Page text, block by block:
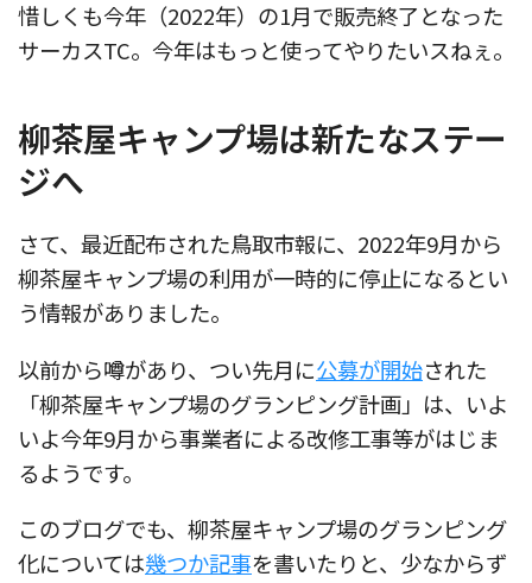
惜しくも今年（2022年）の1月で販売終了となった
サーカスTC。今年はもっと使ってやりたいスねぇ。
柳茶屋キャンプ場は新たなステー
ジへ
さて、最近配布された鳥取市報に、2022年9月から
柳茶屋キャンプ場の利用が一時的に停止になるとい
う情報がありました。
以前から噂があり、つい先月に公募が開始された
「柳茶屋キャンプ場のグランピング計画」は、いよ
いよ今年9月から事業者による改修工事等がはじま
るようです。
このブログでも、柳茶屋キャンプ場のグランピング
化については幾つか記事を書いたりと、少なからず